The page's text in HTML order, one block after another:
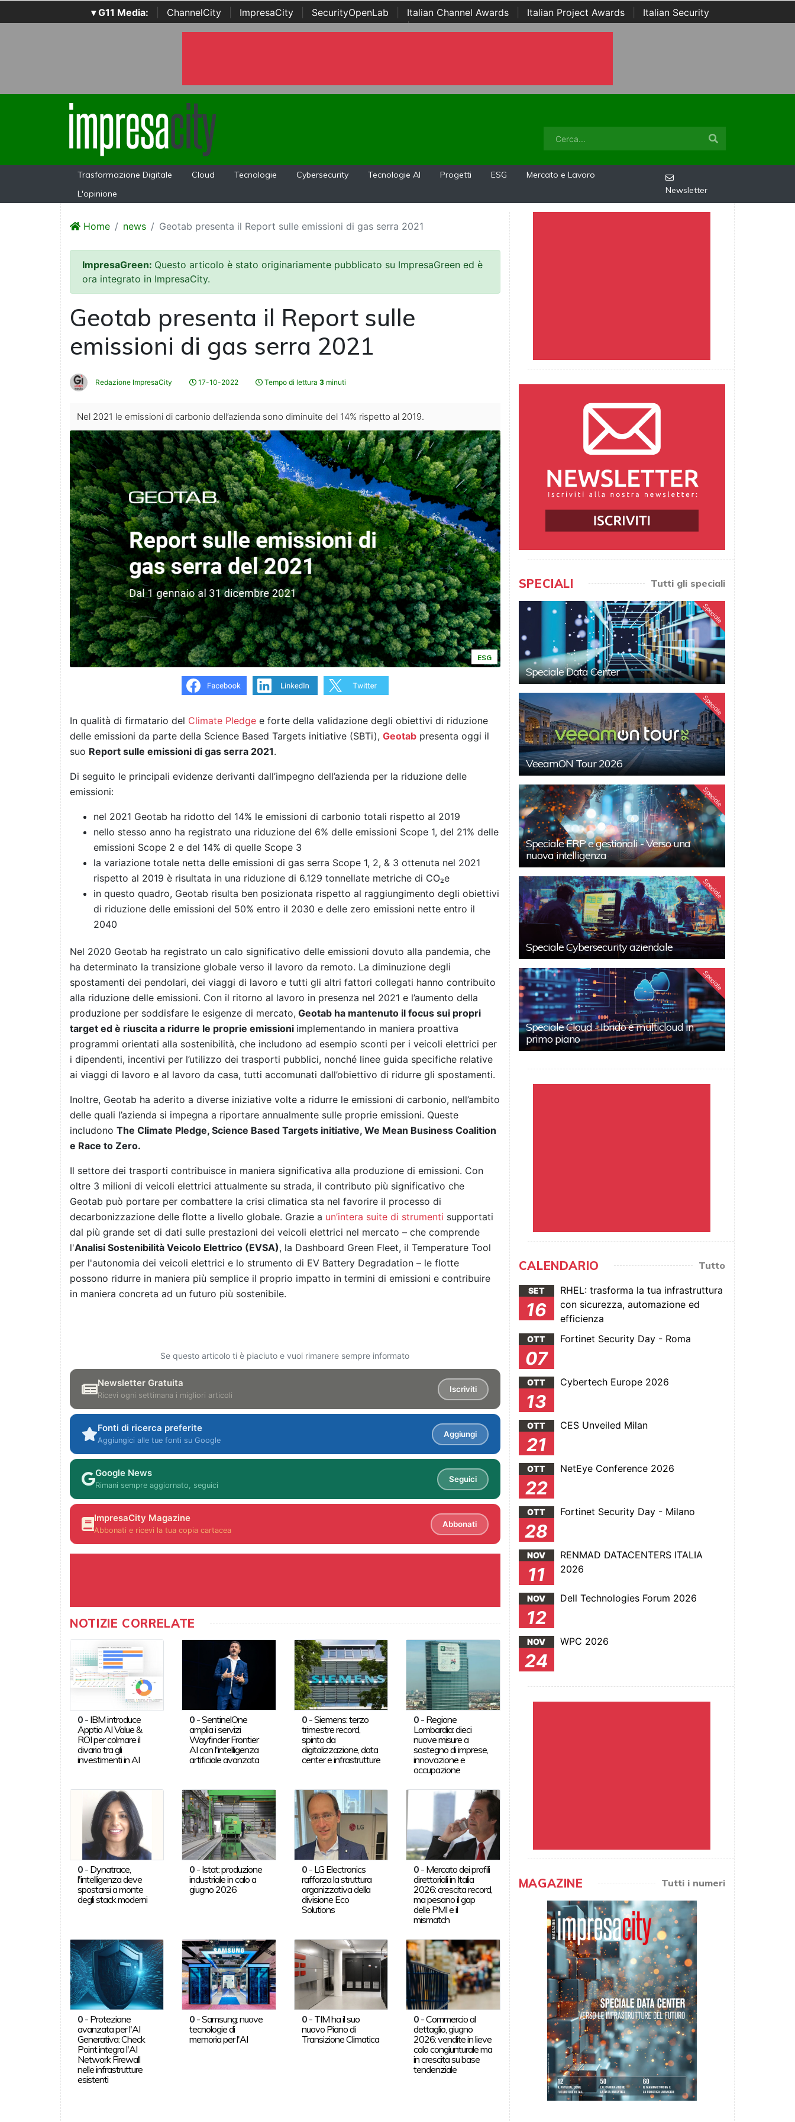
▾ G11 Media: ChannelCity ImpresaCity SecurityOpenLab Italian Channel Awards Italian Project Awards
Italian Security
Awards | ...
Trasformazione Digitale Cloud Tecnologie Cybersecurity Tecnologie AI Progetti ESG
Mercato e Lavoro
L'opinione
Newsletter
Home news Geotab presenta il Report sulle emissioni di gas serra 2021
ImpresaGreen: Questo articolo è stato originariamente pubblicato su ImpresaGreen ed è
ora integrato in ImpresaCity.
Geotab presenta il Report sulle
emissioni di gas serra 2021
Redazione ImpresaCity 17-10-2022 Tempo di lettura 3 minuti
Nel 2021 le emissioni di carbonio dell’azienda sono diminuite del 14% rispetto al 2019.
ESG
In qualità di firmatario del Climate Pledge e forte della validazione degli obiettivi di riduzione
delle emissioni da parte della Science Based Targets initiative (SBTi), Geotab presenta oggi il
suo Report sulle emissioni di gas serra 2021.
Di seguito le principali evidenze derivanti dall’impegno dell’azienda per la riduzione delle
emissioni:
nel 2021 Geotab ha ridotto del 14% le emissioni di carbonio totali rispetto al 2019
nello stesso anno ha registrato una riduzione del 6% delle emissioni Scope 1, del 21% delle
emissioni Scope 2 e del 14% di quelle Scope 3
la variazione totale netta delle emissioni di gas serra Scope 1, 2, & 3 ottenuta nel 2021
rispetto al 2019 è risultata in una riduzione di 6.129 tonnellate metriche di CO₂e
in questo quadro, Geotab risulta ben posizionata rispetto al raggiungimento degli obiettivi
di riduzione delle emissioni del 50% entro il 2030 e delle zero emissioni nette entro il
2040
Nel 2020 Geotab ha registrato un calo significativo delle emissioni dovuto alla pandemia, che
ha determinato la transizione globale verso il lavoro da remoto. La diminuzione degli
spostamenti dei pendolari, dei viaggi di lavoro e tutti gli altri fattori collegati hanno contribuito
alla riduzione delle emissioni. Con il ritorno al lavoro in presenza nel 2021 e l’aumento della
produzione per soddisfare le esigenze di mercato, Geotab ha mantenuto il focus sui propri
target ed è riuscita a ridurre le proprie emissioni implementando in maniera proattiva
programmi orientati alla sostenibilità, che includono ad esempio sconti per i veicoli elettrici per
i dipendenti, incentivi per l’utilizzo dei trasporti pubblici, nonché linee guida specifiche relative
ai viaggi di lavoro e al lavoro da casa, tutti accomunati dall’obiettivo di ridurre gli spostamenti.
Inoltre, Geotab ha aderito a diverse iniziative volte a ridurre le emissioni di carbonio, nell’ambito
delle quali l’azienda si impegna a riportare annualmente sulle proprie emissioni. Queste
includono The Climate Pledge, Science Based Targets initiative, We Mean Business Coalition
e Race to Zero.
Il settore dei trasporti contribuisce in maniera significativa alla produzione di emissioni. Con
oltre 3 milioni di veicoli elettrici attualmente su strada, il contributo più significativo che
Geotab può portare per combattere la crisi climatica sta nel favorire il processo di
decarbonizzazione delle flotte a livello globale. Grazie a un’intera suite di strumenti supportati
dal più grande set di dati sulle prestazioni dei veicoli elettrici nel mercato – che comprende
l'Analisi Sostenibilità Veicolo Elettrico (EVSA), la Dashboard Green Fleet, il Temperature Tool
per l'autonomia dei veicoli elettrici e lo strumento di EV Battery Degradation – le flotte
possono ridurre in maniera più semplice il proprio impatto in termini di emissioni e contribuire
in maniera concreta ad un futuro più sostenibile.
Se questo articolo ti è piaciuto e vuoi rimanere sempre informato
Newsletter Gratuita
Ricevi ogni settimana i migliori articoli
Iscriviti
Fonti di ricerca preferite
Aggiungici alle tue fonti su Google
Aggiungi
Google News
Rimani sempre aggiornato, seguici
Seguici
ImpresaCity Magazine
Abbonati e ricevi la tua copia cartacea
Abbonati
NOTIZIE CORRELATE
0- IBM introduce
Apptio AI Value &
ROI per colmare il
divario tra gli
investimenti in AI
0 -SentinelOne
amplia i servizi
Wayfinder Frontier
AI con l'intelligenza
artificiale avanzata
0-Siemens: terzo
trimestre record,
spinto da
digitalizzazione, data
center e infrastrutture
0 - Regione
Lombardia: dieci
nuove misure a
sostegno di imprese,
innovazione e
occupazione
0- Dynatrace,
l'intelligenza deve
spostarsi a monte
degli stack moderni
0 - Istat: produzione
industriale in calo a
giugno 2026
0- LG Electronics
rafforza la struttura
organizzativa della
divisione Eco
Solutions
0 - Mercato dei profili
direttoriali in Italia
2026: crescita record,
ma pesano il gap
delle PMI e il
mismatch
0- Protezione
avanzata per l'AI
Generativa: Check
Point integra l'AI
Network Firewall
nelle infrastrutture
esistenti
0 -Samsung: nuove
tecnologie di
memoria per l'AI
0- TIM ha il suo
nuovo Piano di
Transizione Climatica
0 -Commercio al
dettaglio, giugno
2026: vendite in lieve
calo congiunturale ma
in crescita su base
tendenziale
SPECIALI Tutti gli speciali
Speciale
Speciale Data Center
Speciale
VeeamON Tour 2026
Speciale
Speciale ERP e gestionali - Verso una
nuova intelligenza
Speciale
Speciale Cybersecurity aziendale
Speciale
Speciale Cloud - Ibrido e multicloud in
primo piano
CALENDARIO Tutto
SET
16
RHEL: trasforma la tua infrastruttura
con sicurezza, automazione ed
efficienza
OTT
07
Fortinet Security Day - Roma
OTT
13
Cybertech Europe 2026
OTT
21
CES Unveiled Milan
OTT
22
NetEye Conference 2026
OTT
28
Fortinet Security Day - Milano
NOV
11
RENMAD DATACENTERS ITALIA
2026
NOV
12
Dell Technologies Forum 2026
NOV
24
WPC 2026
MAGAZINE Tutti i numeri